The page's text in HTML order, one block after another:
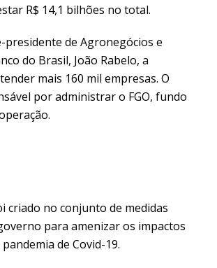
R$ 14,1 bilhões no total.
presidente de Agronegócios e
do Brasil, João Rabelo, a
mais 160 mil empresas. O
por administrar o FGO, fundo
criado no conjunto de medidas
para amenizar os impactos
de Covid-19.